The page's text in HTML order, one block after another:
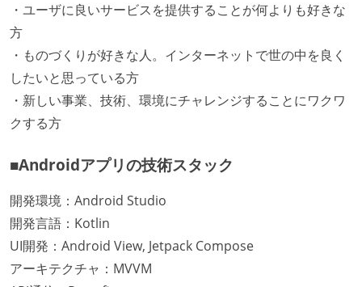
・ユーザに良いサービスを提供することが何よりも好きな
方
・ものづくりが好きな人。インターネットで世の中を良く
したいと思っている方
・新しい事業、技術、環境にチャレンジすることにワクワ
クする方
■Androidアプリの技術スタック
開発環境：Android Studio
開発言語：Kotlin
UI開発：Android View, Jetpack Compose
アーキテクチャ：MVVM